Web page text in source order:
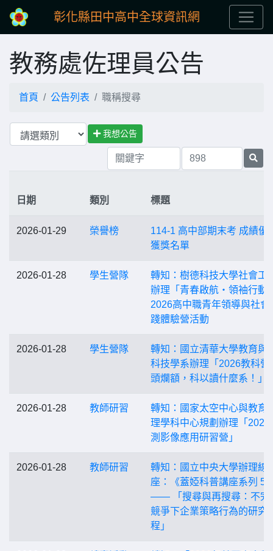
彰化縣田中高中全球資訊網
教務處佐理員公告
首頁 公告列表 職稱搜尋
我想公告
日期 類別 標題
2026-01-29 榮譽榜
114-1 高中部期末考 成績優
獲獎名單
2026-01-28 學生營隊
轉知：樹德科技大學社會工
辦理「青春啟航・領袖行
2026高中職青年領導與社會
踐體驗營活動
2026-01-28 學生營隊
轉知：國立清華大學教育與
科技學系辦理「2026教科營
頭爛額，科以讀什麼系！」
2026-01-28 教師研習
轉知：國家太空中心與教育
理學科中心規劃辦理「2026
測影像應用研習營」
2026-01-28 教師研習
轉知：國立中央大學辦理線
座：《蓋婭科普講座系列 56
—— 「搜尋與再搜尋：不完
競爭下企業策略行為的研究
程」